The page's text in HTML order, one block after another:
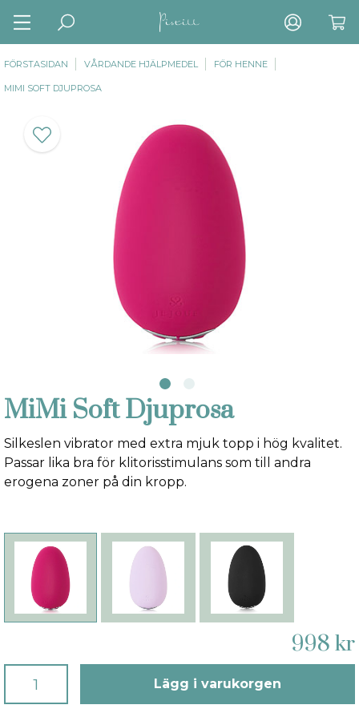
FÖRSTASIDAN VÅRDANDE HJÄLPMEDEL FÖR HENNE
MIMI SOFT DJUPROSA
MiMi Soft Djuprosa
Silkeslen vibrator med extra mjuk topp i hög kvalitet.
Passar lika bra för klitorisstimulans som till andra
erogena zoner på din kropp.
998 kr
Lägg i varukorgen